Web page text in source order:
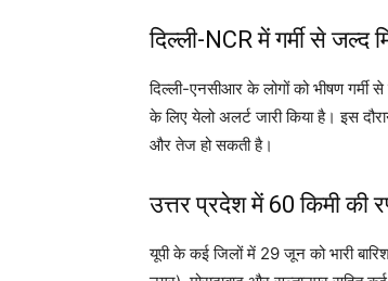
दिल्ली-NCR में गर्मी से जल्द
दिल्ली-एनसीआर के लोगों को भीषण
के लिए येलो अलर्ट जारी किया है। इस
और तेज हो सकती है।
उत्तर प्रदेश में 60 किमी की
यूपी के कई जिलों में 29 जून को भारी